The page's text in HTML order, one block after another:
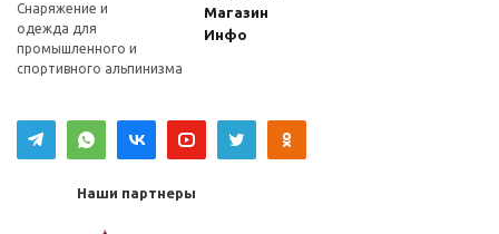
Снаряжение и
одежда для
промышленного и
спортивного альпинизма
Магазин
Инфо
Наши партнеры